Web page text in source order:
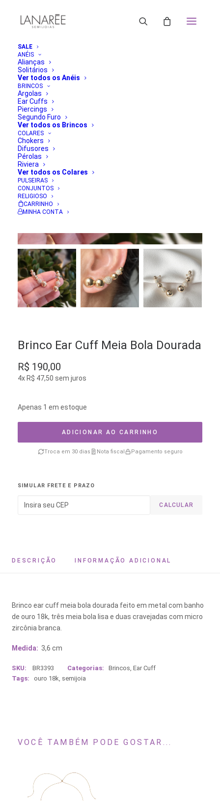
SALE
ANÉIS
Alianças
Solitários
Ver todos os Anéis
BRINCOS
Argolas
Ear Cuffs
Piercings
Segundo Furo
Ver todos os Brincos
COLARES
Chokers
Difusores
Pérolas
Riviera
Ver todos os Colares
PULSEIRAS
CONJUNTOS
RELIGIOSO
CARRINHO
MINHA CONTA
Brinco Ear Cuff Meia Bola Dourada
R$ 190,00
4x R$ 47,50 sem juros
Apenas 1 em estoque
ADICIONAR AO CARRINHO
Troca em 30 dias Nota fiscal Pagamento seguro
SIMULAR FRETE E PRAZO
CALCULAR
DESCRIÇÃO INFORMAÇÃO ADICIONAL
Brinco ear cuff meia bola dourada feito em metal com banho
de ouro 18k, três meia bola lisa e duas cravejadas com micro
zircônia branca.
Medida: 3,6 cm
SKU: BR3393 Categorias: Brincos, Ear Cuff
Tags:
ouro 18k, semijoia
VOCÊ TAMBÉM PODE GOSTAR...